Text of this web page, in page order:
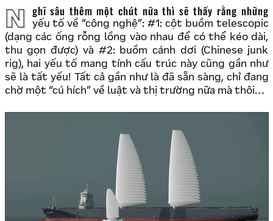
Nghĩ sâu thêm một chút nữa thì sẽ thấy rằng những
yếu tố về “công nghệ”: #1: cột buồm telescopic
(dạng các ống rỗng lồng vào nhau để có thể kéo dài,
thu gọn được) và #2: buồm cánh dơi (Chinese junk
rig), hai yếu tố mang tính cấu trúc này cũng gần như
sẽ là tất yếu! Tất cả gần như là đã sẵn sàng, chỉ đang
chờ một “cú hích” về luật và thị trường nữa mà thôi…